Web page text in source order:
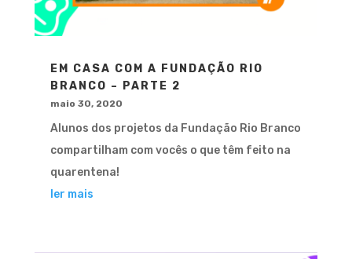
EM CASA COM A FUNDAÇÃO RIO
BRANCO – PARTE 2
maio 30, 2020
Alunos dos projetos da Fundação Rio Branco
compartilham com vocês o que têm feito na
quarentena!
ler mais